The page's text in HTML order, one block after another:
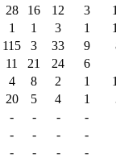
28 16 12 3
1 1 3 1
115 3 33 9
11 21 24
6
4 8 2 1
20 5 4 1
- - -
-
- - -
-
- - -
-